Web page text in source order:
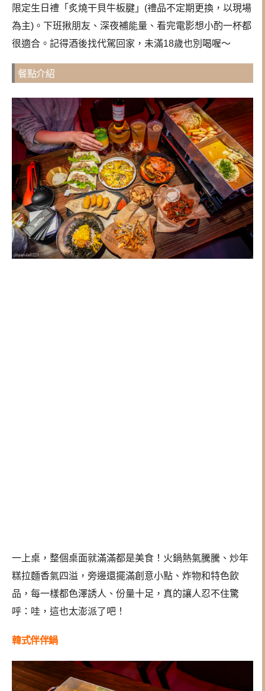
限定生日禮「炙燒干貝牛板腱」(禮品不定期更換，以現場
為主)。下班揪朋友、深夜補能量、看完電影想小酌一杯都
很適合。記得酒後找代駕回家，未滿18歲也別喝喔～
餐點介紹
一上桌，整個桌面就滿滿都是美食！火鍋熱氣騰騰、炒年
糕拉麵香氣四溢，旁邊還擺滿創意小點、炸物和特色飲
品，每一樣都色澤誘人、份量十足，真的讓人忍不住驚
呼：哇，這也太澎派了吧！
韓式伴伴鍋